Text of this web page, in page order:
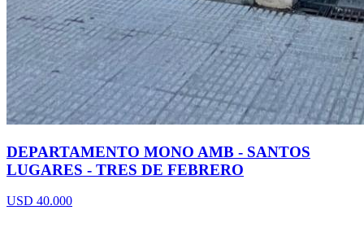
DEPARTAMENTO MONO AMB - SANTOS
LUGARES - TRES DE FEBRERO
USD 40.000